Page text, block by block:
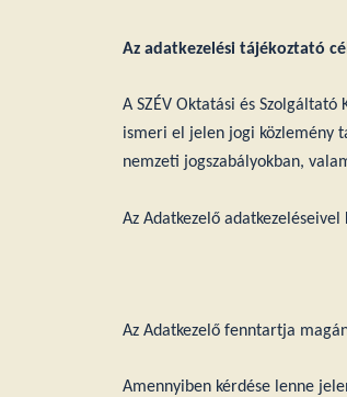
Az adatkezelési tájékoztató
A SZÉV Oktatási és
ismeri el jelen jogi közlemény
nemzeti jogszabályokban,
Az Adatkezelő
Az Adatkezelő fenntartja
Amennyiben kérdése lenne